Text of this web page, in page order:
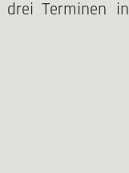
Terminen in